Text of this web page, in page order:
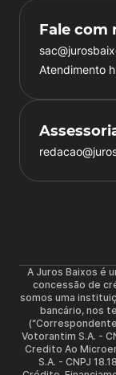
Fale com
Atendimento
A Juros Baixos é
concessão de
somos uma
bancário, nos
Votorantim S.A. -
Credito Ao
S.A. - CNPJ